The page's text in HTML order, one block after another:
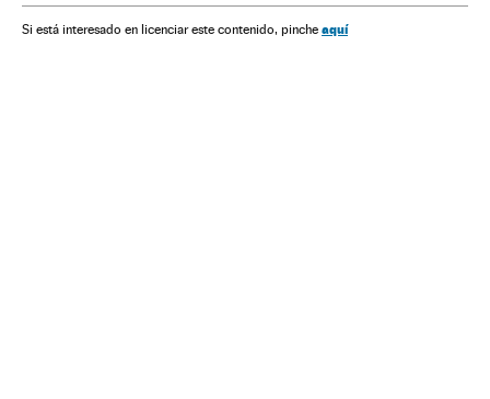
Economia europeia Medios de pago Finanças públicas
Si está interesado en licenciar este contenido, pinche aquí